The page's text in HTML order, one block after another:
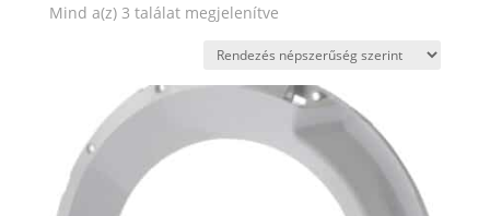
Mind a(z) 3 találat megjelenítveSorted
popularity